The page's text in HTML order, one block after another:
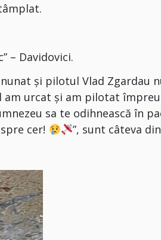
– Davidovici.
și pilotul Vlad Zgardau
am urcat și am pilotat
sa te odihnească în
cer!
”, sunt câteva din